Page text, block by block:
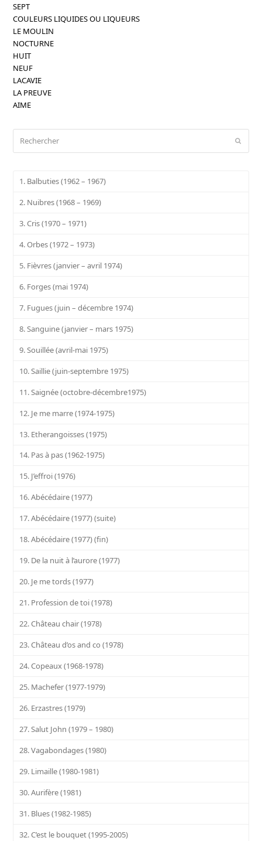
SEPT
COULEURS LIQUIDES OU LIQUEURS
LE MOULIN
NOCTURNE
HUIT
NEUF
LACAVIE
LA PREUVE
AIME
1. Balbuties (1962 – 1967)
2. Nuibres (1968 – 1969)
3. Cris (1970 – 1971)
4. Orbes (1972 – 1973)
5. Fièvres (janvier – avril 1974)
6. Forges (mai 1974)
7. Fugues (juin – décembre 1974)
8. Sanguine (janvier – mars 1975)
9. Souillée (avril-mai 1975)
10. Saillie (juin-septembre 1975)
11. Saignée (octobre-décembre1975)
12. Je me marre (1974-1975)
13. Etherangoisses (1975)
14. Pas à pas (1962-1975)
15. J’effroi (1976)
16. Abécédaire (1977)
17. Abécédaire (1977) (suite)
18. Abécédaire (1977) (fin)
19. De la nuit à l’aurore (1977)
20. Je me tords (1977)
21. Profession de toi (1978)
22. Château chair (1978)
23. Château d’os and co (1978)
24. Copeaux (1968-1978)
25. Machefer (1977-1979)
26. Erzastres (1979)
27. Salut John (1979 – 1980)
28. Vagabondages (1980)
29. Limaille (1980-1981)
30. Aurifère (1981)
31. Blues (1982-1985)
32. C’est le bouquet (1995-2005)